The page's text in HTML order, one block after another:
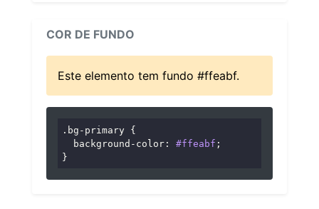
COR DE FUNDO
Este elemento tem fundo #ffeabf.
.bg-primary {
background-color : #ffeabf ;
}